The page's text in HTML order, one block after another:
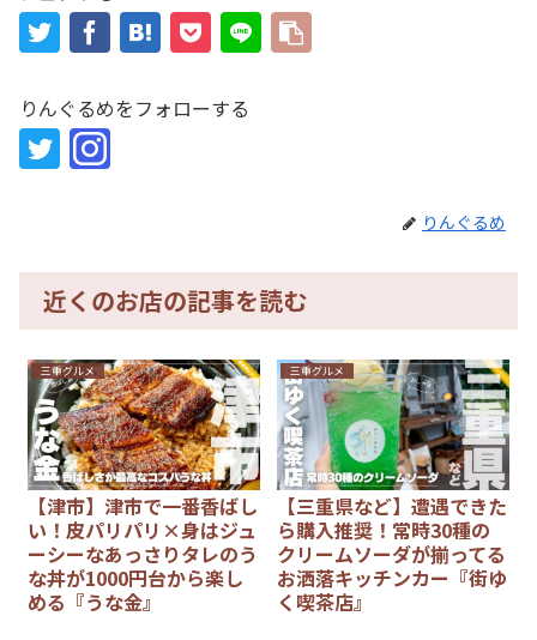
りんぐるめをフォローする
りんぐるめ
近くのお店の記事を読む
三重グルメ
【津市】津市で一番香ばし
い！皮パリパリ×身はジュ
ーシーなあっさりタレのう
な丼が1000円台から楽し
める『うな金』
三重グルメ
【三重県など】遭遇できた
ら購入推奨！常時30種の
クリームソーダが揃ってる
お洒落キッチンカー『街ゆ
く喫茶店』